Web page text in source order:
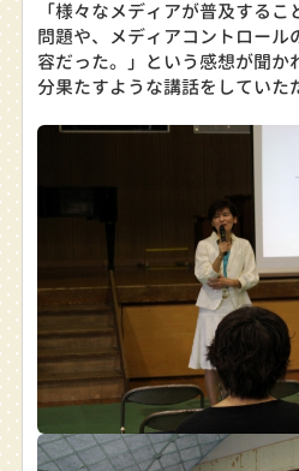
「様々なメディアが普及する
問題や、メディアコントロール
容だった。」という感想が聞か
分果たすような講話をしていた